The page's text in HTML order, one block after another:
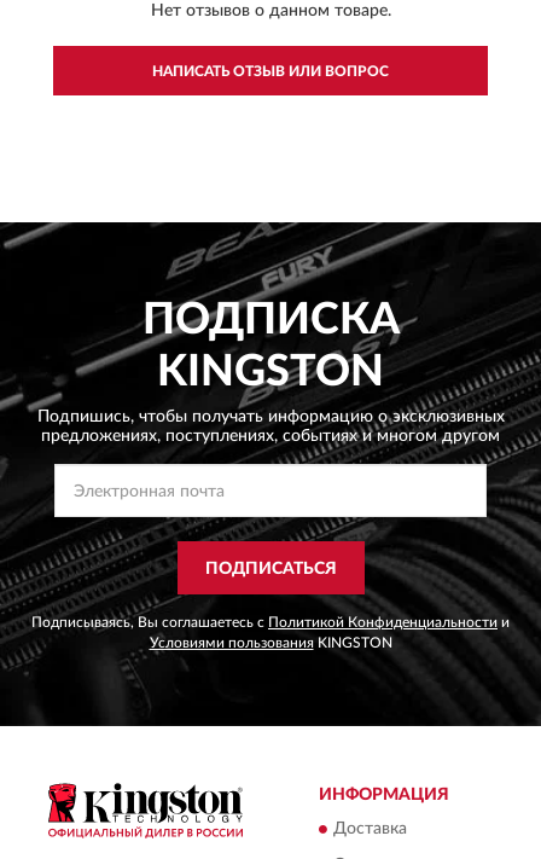
Нет отзывов о данном товаре.
НАПИСАТЬ ОТЗЫВ ИЛИ ВОПРОС
ПОДПИСКА
KINGSTON
Подпишись, чтобы получать информацию о эксклюзивных
предложениях, поступлениях, событиях и многом другом
ПОДПИСАТЬСЯ
Подписываясь, Вы соглашаетесь с Политикой Конфиденциальности и
Условиями пользованияKINGSTON
ИНФОРМАЦИЯ
Доставка